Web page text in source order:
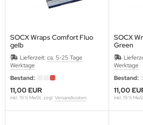
SOCX Wraps Comfort Fluo
gelb
für Spin wings
Lieferzeit: ca. 5-25 Tage
Werktage
Bestand:
11,00 EUR
inkl. 19 % MwSt. zzgl. Versandkosten
SOCX
Green
für Spin
Werktage
Bestand:
11,00
inkl. 19 %
NAME ARCHERY
RIDGE
RIDGE